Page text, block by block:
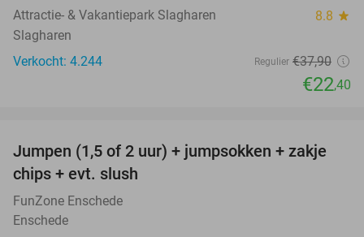
Attractie- & Vakantiepark Slagharen 8.8 star
Slagharen
Verkocht: 4.244
Regulier €37,90
€22,40
48%
Jumpen (1,5 of 2 uur) + jumpsokken + zakje
chips + evt. slush
FunZone Enschede
Enschede